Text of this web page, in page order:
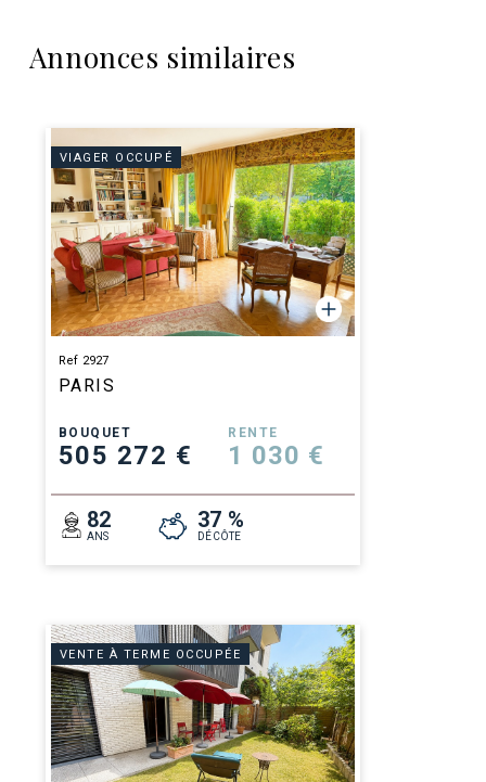
Annonces similaires
VIAGER OCCUPÉ
Ref 2927
PARIS
BOUQUET
505 272 €
RENTE
1 030 €
82
ANS
37 %
DÉCÔTE
VENTE À TERME OCCUPÉE